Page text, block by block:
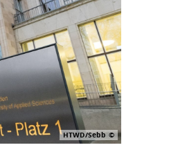
HTWD/Sebb